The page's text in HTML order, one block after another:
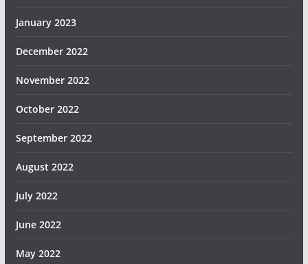
January 2023
December 2022
November 2022
October 2022
September 2022
August 2022
July 2022
June 2022
May 2022